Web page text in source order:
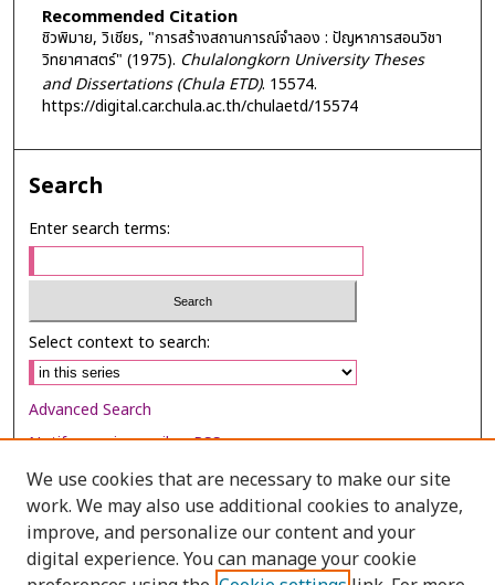
Recommended Citation
ชิวพิมาย, วิเชียร, "การสร้างสถานการณ์จำลอง : ปัญหาการสอนวิชา
วิทยาศาสตร์" (1975). Chulalongkorn University Theses
and Dissertations (Chula ETD). 15574.
https://digital.car.chula.ac.th/chulaetd/15574
Search
Enter search terms:
Select context to search:
Advanced Search
Notify me via email orRSS
Browse
Collections
Disciplines
We use cookies that are necessary to make our site
work. We may also use additional cookies to analyze,
improve, and personalize our content and your
digital experience. You can manage your cookie